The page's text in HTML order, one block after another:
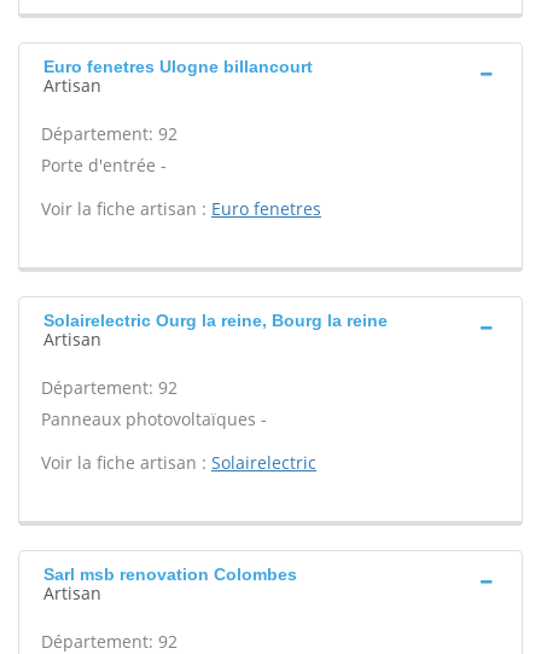
Euro fenetres Ulogne billancourt
Artisan
Département: 92
Porte d'entrée -
Voir la fiche artisan : Euro fenetres
Solairelectric Ourg la reine, Bourg la reine
Artisan
Département: 92
Panneaux photovoltaïques -
Voir la fiche artisan : Solairelectric
Sarl msb renovation Colombes
Artisan
Département: 92